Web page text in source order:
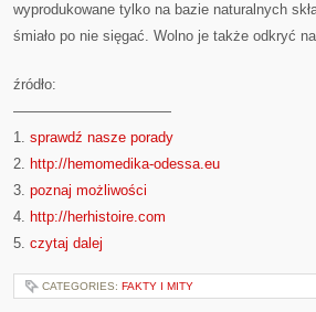
wyprodukowane tylko na bazie naturalnych
śmiało po nie sięgać. Wolno je także odkryć
źródło:
———————————
1. sprawdź nasze porady
2. http://hemomedika-odessa.eu
3. poznaj możliwości
4. http://herhistoire.com
5. czytaj dalej
CATEGORIES: FAKTY I MITY